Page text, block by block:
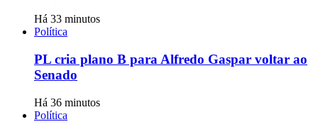
Há 33 minutos
Política
PL cria plano B para Alfredo Gaspar voltar ao
Senado
Há 36 minutos
Política